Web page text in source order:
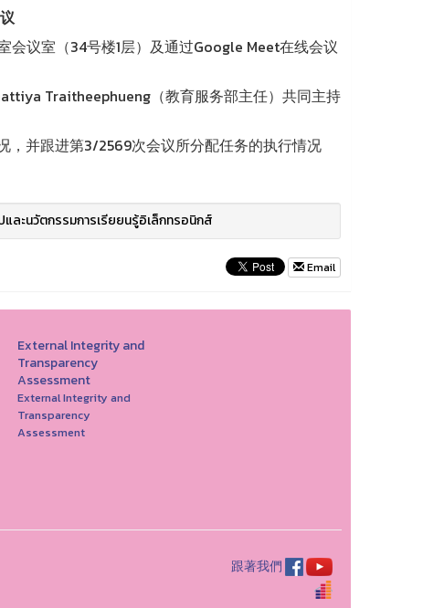
议室（34号楼1层）及通过Google Meet在线会议
Traitheephueng（教育服务部主任）共同主持
，并跟进第3/2569次会议所分配任务的执行情况
และนวัตกรรมการเรียยนรู้อิเล็กทรอนิกส์
Email
External Integrity and
Transparency
Assessment
External Integrity and
Transparency
Assessment
跟著我們